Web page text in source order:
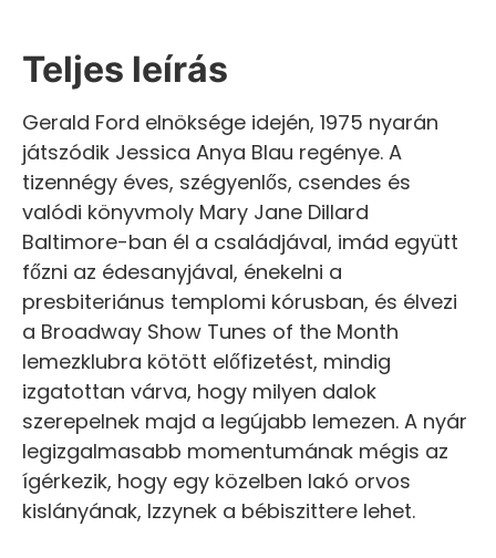
Teljes leírás
Gerald Ford elnöksége idején, 1975 nyarán
játszódik Jessica Anya Blau regénye. A
tizennégy éves, szégyenlős, csendes és
valódi könyvmoly Mary Jane Dillard
Baltimore-ban él a családjával, imád együtt
főzni az édesanyjával, énekelni a
presbiteriánus templomi kórusban, és élvezi
a Broadway Show Tunes of the Month
lemezklubra kötött előfizetést, mindig
izgatottan várva, hogy milyen dalok
szerepelnek majd a legújabb lemezen. A nyár
legizgalmasabb momentumának mégis az
ígérkezik, hogy egy közelben lakó orvos
kislányának, Izzynek a bébiszittere lehet.